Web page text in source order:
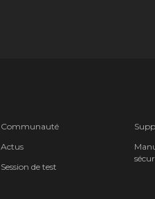
Communauté
Actus
Session de test